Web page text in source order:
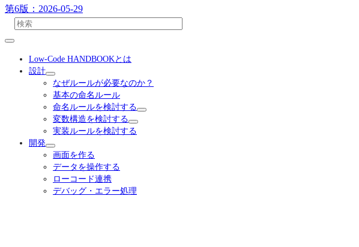
第6版：2026-05-29
Low-Code HANDBOOKとは
設計
なぜルールが必要なのか？
基本の命名ルール
命名ルールを検討する
変数構造を検討する
実装ルールを検討する
開発
画面を作る
データを操作する
ローコード連携
デバッグ・エラー処理